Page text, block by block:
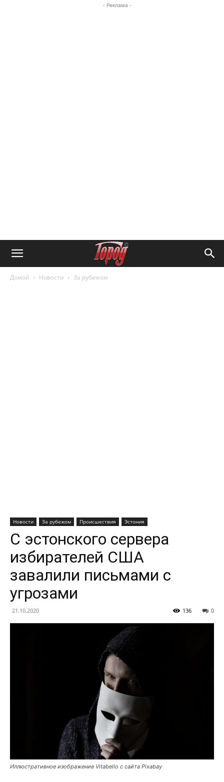
- Реклама -
Домой Новости За рубежом
Новости За рубежом Происшествия Эстония
C эстонского сервера
избирателей США
завалили письмами с
угрозами
21.10.2020 0
136
Иллюстративное изображение Vitabello с сайта Pixabay